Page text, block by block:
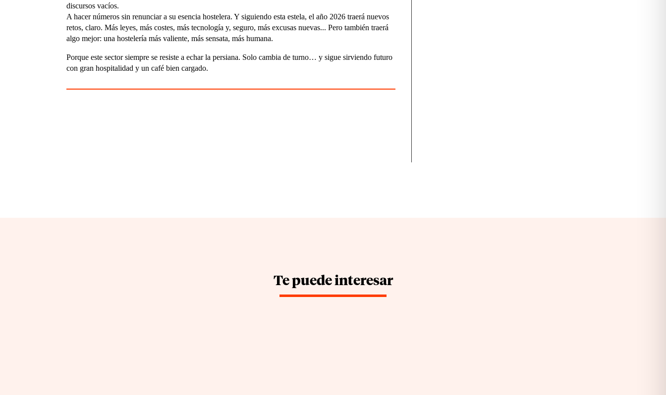
discursos vacíos.
A hacer números sin renunciar a su esencia hostelera. Y siguiendo esta estela, el año 2026 traerá nuevos
retos, claro. Más leyes, más costes, más tecnología y, seguro, más excusas nuevas... Pero también traerá
algo mejor: una hostelería más valiente, más sensata, más humana.
Porque este sector siempre se resiste a echar la persiana. Solo cambia de turno… y sigue sirviendo futuro
con gran hospitalidad y un café bien cargado.
Te puede interesar